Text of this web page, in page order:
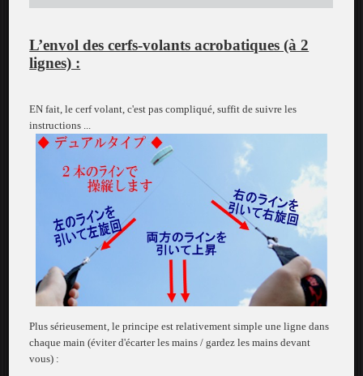
L’envol des cerfs-volants acrobatiques (à 2
lignes) :
EN fait, le cerf volant, c'est pas compliqué, suffit de suivre les
instructions ...
Plus sérieusement, le principe est relativement simple une ligne dans
chaque main (éviter d'écarter les mains / gardez les mains devant
vous) :